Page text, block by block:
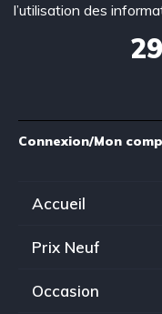
l’utilisation des
29
Connexion/Mon
Accueil
Prix Neuf
Occasion